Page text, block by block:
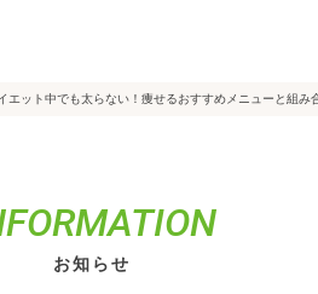
ット中でも太らない！痩せるおすすめメニューと組み
お知らせ